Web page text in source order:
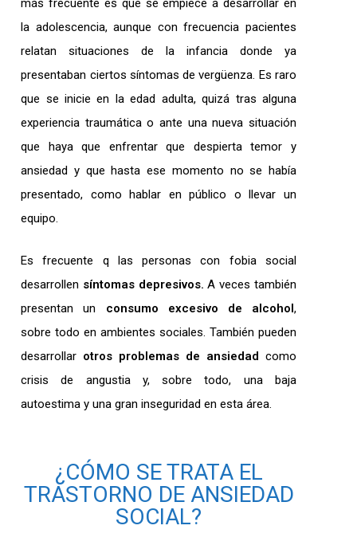
más frecuente es que se empiece a desarrollar en
la adolescencia, aunque con frecuencia pacientes
relatan situaciones de la infancia donde ya
presentaban ciertos síntomas de vergüenza. Es raro
que se inicie en la edad adulta, quizá tras alguna
experiencia traumática o ante una nueva situación
que haya que enfrentar que despierta temor y
ansiedad y que hasta ese momento no se había
presentado, como hablar en público o llevar un
equipo.
Es frecuente q las personas con fobia social
desarrollen síntomas depresivos. A veces también
presentan un consumo excesivo de alcohol,
sobre todo en ambientes sociales. También pueden
desarrollar otros problemas de ansiedad como
crisis de angustia y, sobre todo, una baja
autoestima y una gran inseguridad en esta área.
¿CÓMO SE TRATA EL
TRASTORNO DE ANSIEDAD
SOCIAL?